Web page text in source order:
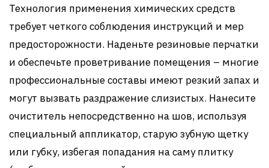
Технология применения химических средств
требует четкого соблюдения инструкций и мер
предосторожности. Наденьте резиновые перчатки
и обеспечьте проветривание помещения – многие
профессиональные составы имеют резкий запах и
могут вызвать раздражение слизистых. Нанесите
очиститель непосредственно на шов, используя
специальный аппликатор, старую зубную щетку
или губку, избегая попадания на саму плитку